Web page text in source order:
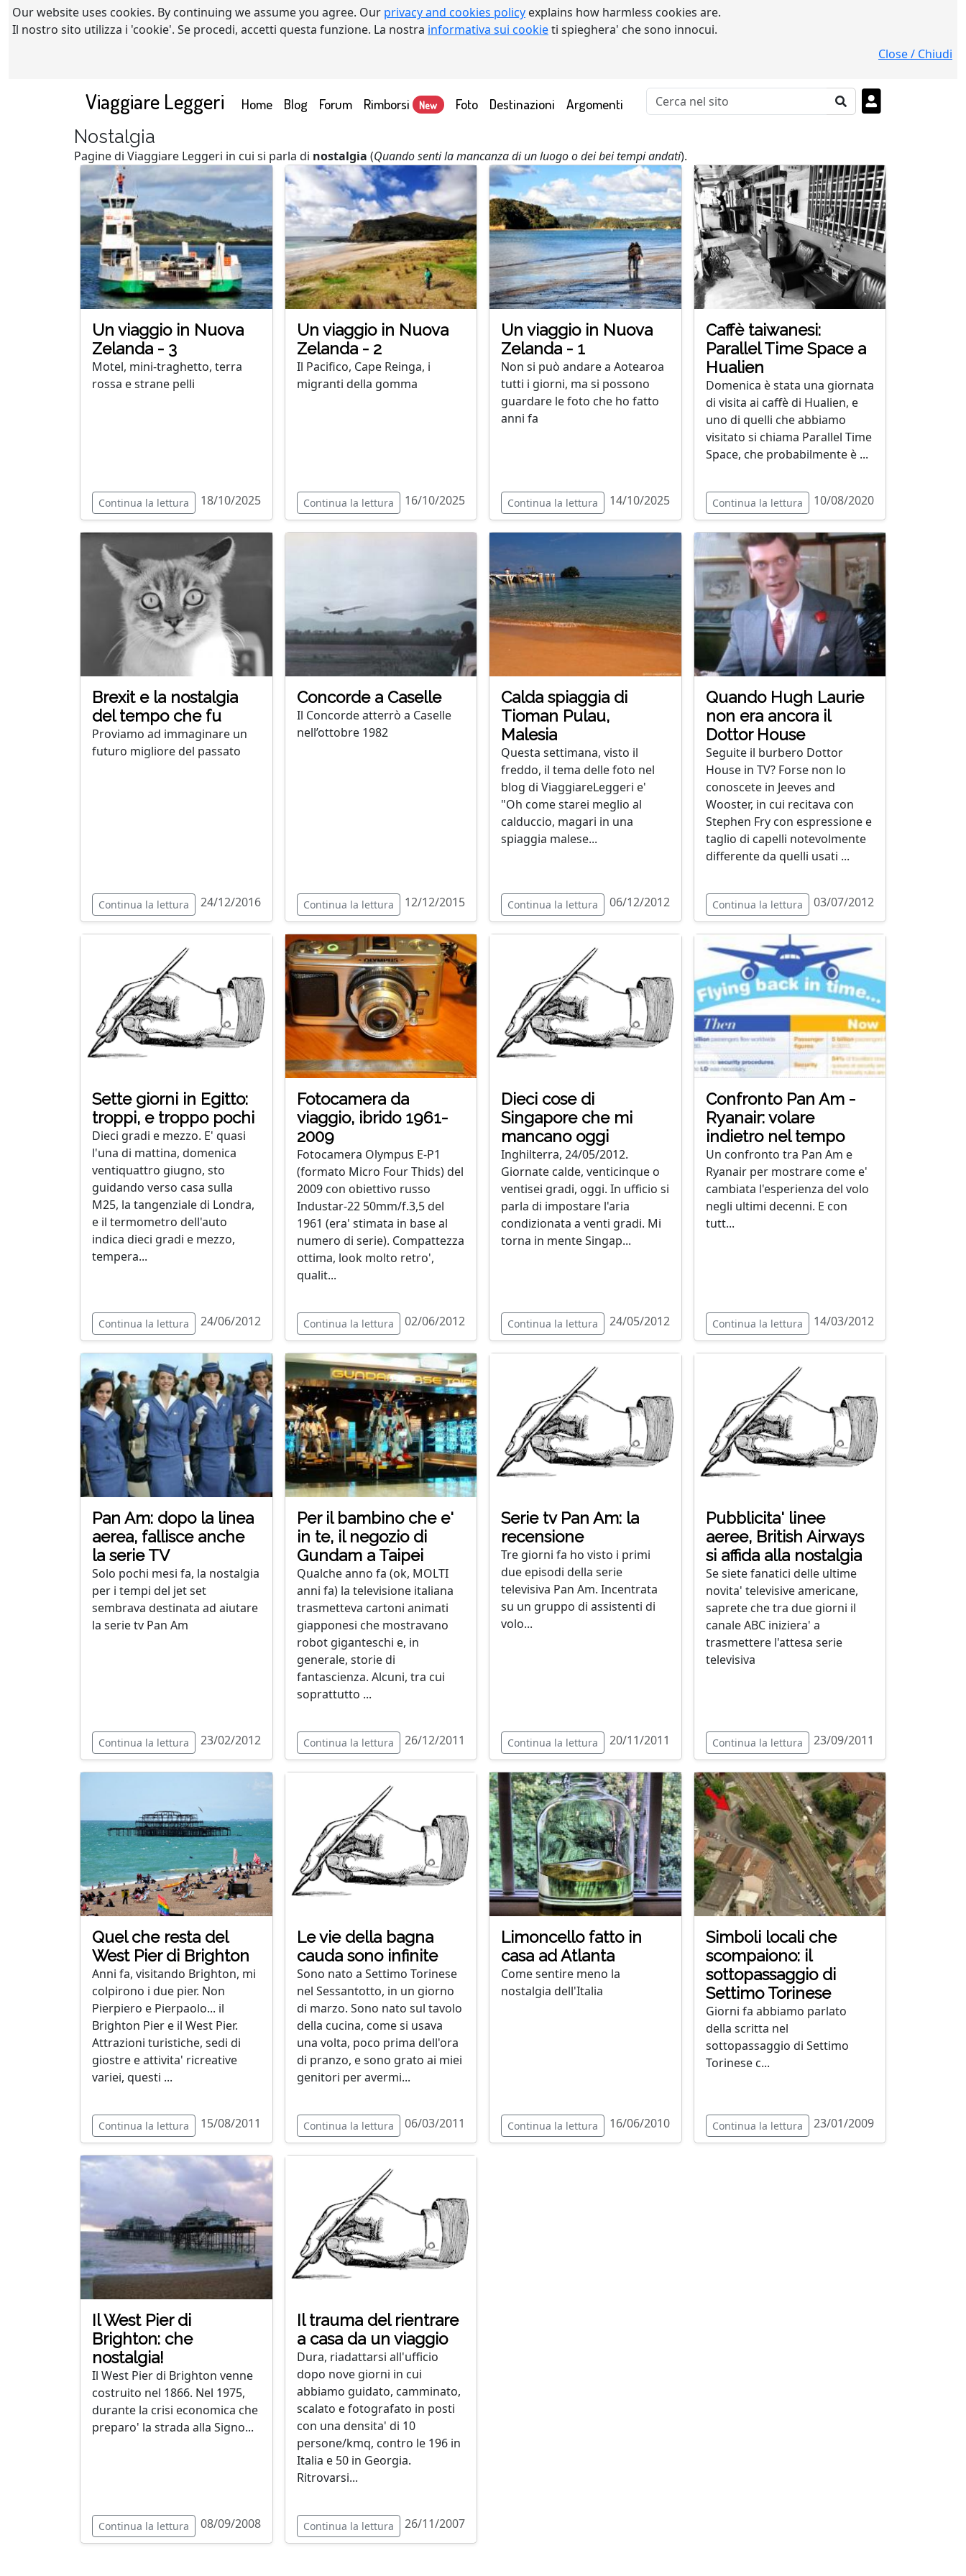
Our website uses cookies. By continuing we assume you agree. Our privacy and cookies policy explains how harmless cookies are.
Il nostro sito utilizza i 'cookie'. Se procedi, accetti questa funzione. La nostra informativa sui cookieti spieghera' che sono innocui.
Close / Chiudi
Viaggiare Leggeri Home(current)
Blog Forum Rimborsi New Foto Destinazioni Argomenti
Nostalgia
Pagine di Viaggiare Leggeri in cui si parla di nostalgia (Quando senti la mancanza di un luogo o dei bei tempi andati).
Un viaggio in Nuova
Zelanda - 3
Motel, mini-traghetto, terra
rossa e strane pelli
Continua la lettura 18/10/2025
Un viaggio in Nuova
Zelanda - 2
Il Pacifico, Cape Reinga, i
migranti della gomma
Continua la lettura 16/10/2025
Un viaggio in Nuova
Zelanda - 1
Non si può andare a Aotearoa
tutti i giorni, ma si possono
guardare le foto che ho fatto
anni fa
Continua la lettura 14/10/2025
Caffè taiwanesi:
Parallel Time Space a
Hualien
Domenica è stata una giornata
di visita ai caffè di Hualien, e
uno di quelli che abbiamo
visitato si chiama Parallel Time
Space, che probabilmente è ...
Continua la lettura 10/08/2020
Brexit e la nostalgia
del tempo che fu
Proviamo ad immaginare un
futuro migliore del passato
Continua la lettura 24/12/2016
Concorde a Caselle
Il Concorde atterrò a Caselle
nell’ottobre 1982
Continua la lettura 12/12/2015
Calda spiaggia di
Tioman Pulau,
Malesia
Questa settimana, visto il
freddo, il tema delle foto nel
blog di ViaggiareLeggeri e'
"Oh come starei meglio al
calduccio, magari in una
spiaggia malese...
Continua la lettura 06/12/2012
Quando Hugh Laurie
non era ancora il
Dottor House
Seguite il burbero Dottor
House in TV? Forse non lo
conoscete in Jeeves and
Wooster, in cui recitava con
Stephen Fry con espressione e
taglio di capelli notevolmente
differente da quelli usati ...
Continua la lettura 03/07/2012
Sette giorni in Egitto:
troppi, e troppo pochi
Dieci gradi e mezzo. E' quasi
l'una di mattina, domenica
ventiquattro giugno, sto
guidando verso casa sulla
M25, la tangenziale di Londra,
e il termometro dell'auto
indica dieci gradi e mezzo,
tempera...
Continua la lettura 24/06/2012
Fotocamera da
viaggio, ibrido 1961-
2009
Fotocamera Olympus E-P1
(formato Micro Four Thids) del
2009 con obiettivo russo
Industar-22 50mm/f.3,5 del
1961 (era' stimata in base al
numero di serie). Compattezza
ottima, look molto retro',
qualit...
Continua la lettura 02/06/2012
Dieci cose di
Singapore che mi
mancano oggi
Inghilterra, 24/05/2012.
Giornate calde, venticinque o
ventisei gradi, oggi. In ufficio si
parla di impostare l'aria
condizionata a venti gradi. Mi
torna in mente Singap...
Continua la lettura 24/05/2012
Confronto Pan Am -
Ryanair: volare
indietro nel tempo
Un confronto tra Pan Am e
Ryanair per mostrare come e'
cambiata l'esperienza del volo
negli ultimi decenni. E con
tutt...
Continua la lettura 14/03/2012
Pan Am: dopo la linea
aerea, fallisce anche
la serie TV
Solo pochi mesi fa, la nostalgia
per i tempi del jet set
sembrava destinata ad aiutare
la serie tv Pan Am
Continua la lettura 23/02/2012
Per il bambino che e'
in te, il negozio di
Gundam a Taipei
Qualche anno fa (ok, MOLTI
anni fa) la televisione italiana
trasmetteva cartoni animati
giapponesi che mostravano
robot giganteschi e, in
generale, storie di
fantascienza. Alcuni, tra cui
soprattutto ...
Continua la lettura 26/12/2011
Serie tv Pan Am: la
recensione
Tre giorni fa ho visto i primi
due episodi della serie
televisiva Pan Am. Incentrata
su un gruppo di assistenti di
volo...
Continua la lettura 20/11/2011
Pubblicita' linee
aeree, British Airways
si affida alla nostalgia
Se siete fanatici delle ultime
novita' televisive americane,
saprete che tra due giorni il
canale ABC iniziera' a
trasmettere l'attesa serie
televisiva
Continua la lettura 23/09/2011
Quel che resta del
West Pier di Brighton
Anni fa, visitando Brighton, mi
colpirono i due pier. Non
Pierpiero e Pierpaolo... il
Brighton Pier e il West Pier.
Attrazioni turistiche, sedi di
giostre e attivita' ricreative
variei, questi ...
Continua la lettura 15/08/2011
Le vie della bagna
cauda sono infinite
Sono nato a Settimo Torinese
nel Sessantotto, in un giorno
di marzo. Sono nato sul tavolo
della cucina, come si usava
una volta, poco prima dell'ora
di pranzo, e sono grato ai miei
genitori per avermi...
Continua la lettura 06/03/2011
Limoncello fatto in
casa ad Atlanta
Come sentire meno la
nostalgia dell'Italia
Continua la lettura 16/06/2010
Simboli locali che
scompaiono: il
sottopassaggio di
Settimo Torinese
Giorni fa abbiamo parlato
della scritta nel
sottopassaggio di Settimo
Torinese c...
Continua la lettura 23/01/2009
Il West Pier di
Brighton: che
nostalgia!
Il West Pier di Brighton venne
costruito nel 1866. Nel 1975,
durante la crisi economica che
preparo' la strada alla Signo...
Continua la lettura 08/09/2008
Il trauma del rientrare
a casa da un viaggio
Dura, riadattarsi all'ufficio
dopo nove giorni in cui
abbiamo guidato, camminato,
scalato e fotografato in posti
con una densita' di 10
persone/kmq, contro le 196 in
Italia e 50 in Georgia.
Ritrovarsi...
Continua la lettura 26/11/2007